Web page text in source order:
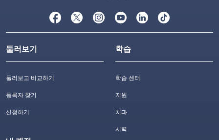
둘러보기
둘러보고 비교하기
등록자 찾기
신청하기
학습
학습 센터
지원
치과
시력